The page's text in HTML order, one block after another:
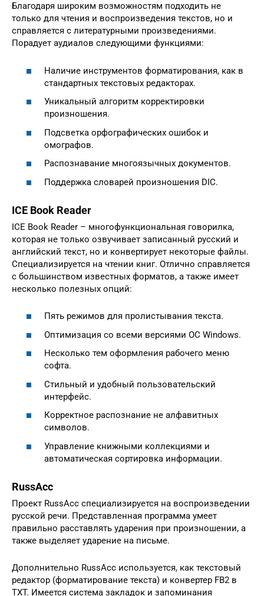
Благодаря широким возможностям подходить не
только для чтения и воспроизведения текстов, но и
справляется с литературными произведениями.
Порадует аудиалов следующими функциями:
Наличие инструментов форматирования, как в
стандартных текстовых редакторах.
Уникальный алгоритм корректировки
произношения.
Подсветка орфографических ошибок и
омографов.
Распознавание многоязычных документов.
Поддержка словарей произношения DIC.
ICE Book Reader
ICE Book Reader – многофункциональная говорилка,
которая не только озвучивает записанный русский и
английский текст, но и конвертирует некоторые файлы.
Специализируется на чтении книг. Отлично справляется
с большинством известных форматов, а также имеет
несколько полезных опций:
Пять режимов для пролистывания текста.
Оптимизация со всеми версиями ОС Windows.
Несколько тем оформления рабочего меню
софта.
Стильный и удобный пользовательский
интерфейс.
Корректное распознание не алфавитных
символов.
Управление книжными коллекциями и
автоматическая сортировка информации.
RussAcc
Проект RussAcc специализируется на воспроизведении
русской речи. Представленная программа умеет
правильно расставлять ударения при произношении, а
также выделяет ударение на письме.
Дополнительно RussAcc используется, как текстовый
редактор (форматирование текста) и конвертер FB2 в
TXT. Имеется система закладок и запоминания